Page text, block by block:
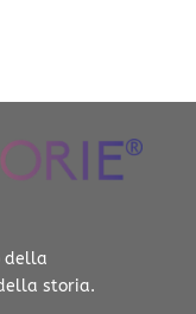
della
storia.